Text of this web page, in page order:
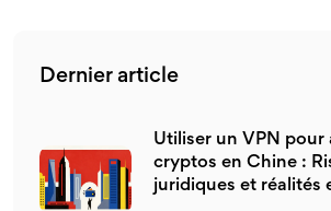
Dernier article
Utiliser un VPN pour
cryptos en Chine :
juridiques et réalités